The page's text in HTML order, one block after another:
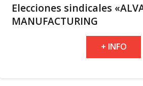
Elecciones sindicales
MANUFACTURING
+ INFO